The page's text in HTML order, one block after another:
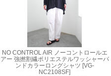
NO CONTROL AIR ノーコントロールエ
アー 強撚割繊ポリエステルワッシャーバ
ンドカラーロングシャツ [VG-
NC2108SF]